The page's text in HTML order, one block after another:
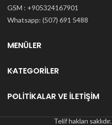
GSM : +905324167901
Whatsapp: (507) 691 5488
MENÜLER
KATEGORILER
POLITIKALAR VE İLETIŞIM
Telif hakları saklıdır.